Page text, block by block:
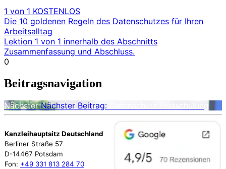
1 von 1 KOSTENLOS
Die 10 goldenen Regeln des Datenschutzes für Ihren
Arbeitsalltag
Lektion 1 von 1 innerhalb des Abschnitts
Zusammenfassung und Abschluss.
0
Beitragsnavigation
Nächster Nächster Beitrag:
Kanzleihauptsitz Deutschland
Berliner Straße 57
D-14467 Potsdam
Fon: +49 331 813 284 70